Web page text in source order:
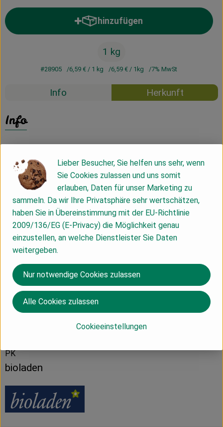
Neues vom Hof
hinzufügen
Produkt zum Warenkorb
1 kg
#28905 6,59 €/ 1 kg 6,59 €/ 1kg 7% MwSt
Info Herkunft
Info
Produktinformationen
Zutaten
Nährwert-Info
Produktdatenblatt
PK
bioladen
Lieber Besucher, Sie helfen uns sehr, wenn
Sie Cookies zulassen und uns somit
erlauben, Daten für unser Marketing zu
sammeln. Da wir Ihre Privatsphäre sehr wertschätzen,
haben Sie in Übereinstimmung mit der EU-Richtlinie
2009/136/EG (E-Privacy) die Möglichkeit genau
einzustellen, an welche Dienstleister Sie Daten
weitergeben.
Cookieeinstellungen
Nur notwendige Cookies zulassen
Alle Cookies zulassen